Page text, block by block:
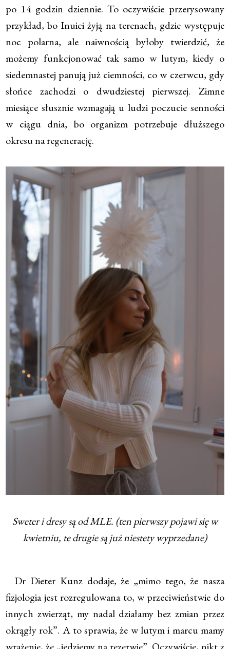
po 14 godzin dziennie. To oczywiście przerysowany
przykład, bo Inuici żyją na terenach, gdzie występuje
noc polarna, ale naiwnością byłoby twierdzić, że
możemy funkcjonować tak samo w lutym, kiedy o
siedemnastej panują już ciemności, co w czerwcu, gdy
słońce zachodzi o dwudziestej pierwszej. Zimne
miesiące słusznie wzmagają u ludzi poczucie senności
w ciągu dnia, bo organizm potrzebuje dłuższego
okresu na regenerację.
Sweter i dresy są od MLE. (ten pierwszy pojawi się w
kwietniu, te drugie są już niestety wyprzedane)
Dr Dieter Kunz dodaje, że „mimo tego, że nasza
fizjologia jest rozregulowana to, w przeciwieństwie do
innych zwierząt, my nadal działamy bez zmian przez
okrągły rok”. A to sprawia, że w lutym i marcu mamy